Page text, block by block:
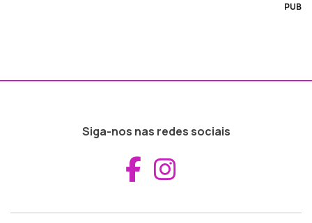
PUB
Siga-nos nas redes sociais
Aceder ao